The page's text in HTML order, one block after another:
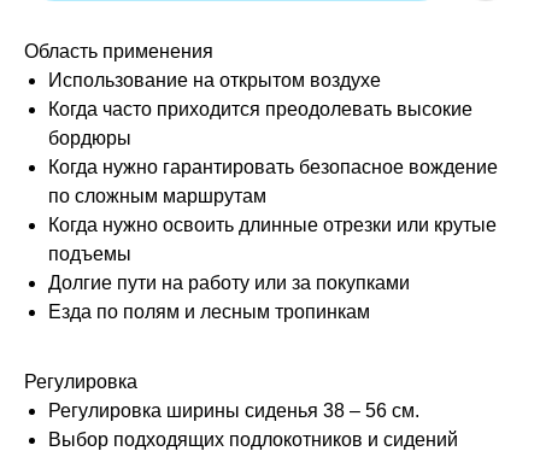
Область применения
Использование на открытом воздухе
Когда часто приходится преодолевать высокие
бордюры
Когда нужно гарантировать безопасное вождение
по сложным маршрутам
Когда нужно освоить длинные отрезки или крутые
подъемы
Долгие пути на работу или за покупками
Езда по полям и лесным тропинкам
Регулировка
Регулировка ширины сиденья 38 – 56 см.
Выбор подходящих подлокотников и сидений